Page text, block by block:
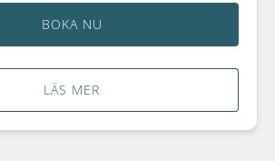
BOKA NU
LÄS MER